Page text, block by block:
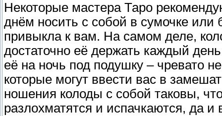
Некоторые мастера Таро
днём носить с собой в сумочке или
привыкла к вам. На самом деле,
достаточно её держать каждый
её на ночь под подушку – чревато
которые могут ввести вас в
ношения колоды с собой таковы,
разлохматятся и испачкаются, да